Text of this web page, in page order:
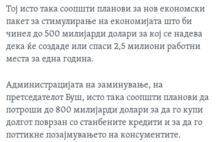
Тој исто така соопшти планови за нов економски
пакет за стимулирање на економијата што би
чинел до 500 милијарди долари за кој се надева
дека ќе создаде или спаси 2,5 милиони работни
места за една година.
Администрацијата на заминување, на
претседателот Буш, исто така соопшти планови да
потроши до 800 милијарди долари за да го купи
долгот поврзан со станбените кредити и за да го
поттикне позајмувањето на консументите.